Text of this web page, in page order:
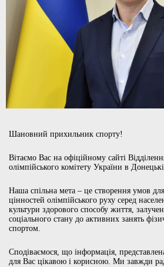
Шановний прихильник спорту!
Вітаємо Вас на офіційному сайті
олімпійського комітету України в
Наша спільна мета – це створення умов
цінностей олімпійського руху серед
культури здорового способу життя,
соціального стану до активних занять
спортом.
Сподіваємося, що інформація,
для Вас цікавою і корисною. Ми завжди